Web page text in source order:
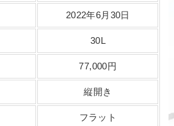
2022年6月30日
30L
77,000円
縦開き
フラット